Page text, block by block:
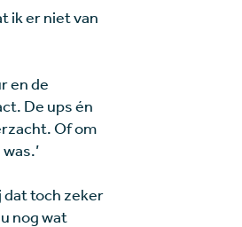
ik er niet van
en de
De ups én
Of om
dat toch zeker
nog wat